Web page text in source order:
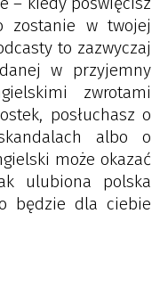
zostanie w twojej
to zazwyczaj
w przyjemny
zwrotami
posłuchasz o
albo o
może okazać
ulubiona polska
będzie dla ciebie